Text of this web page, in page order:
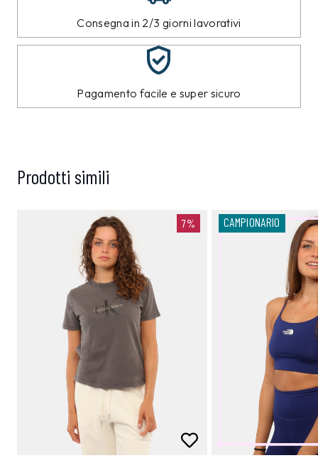
Consegna in 2/3 giorni lavorativi
Pagamento facile e super sicuro
Prodotti simili
7% CAMPIONARIO